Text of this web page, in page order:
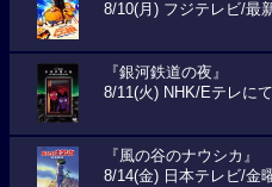
8/10(月) フジテレビ/最
『銀河鉄道の夜』
8/11(火) NHK/Eテレに
『風の谷のナウシカ』
8/14(金) 日本テレビ/金